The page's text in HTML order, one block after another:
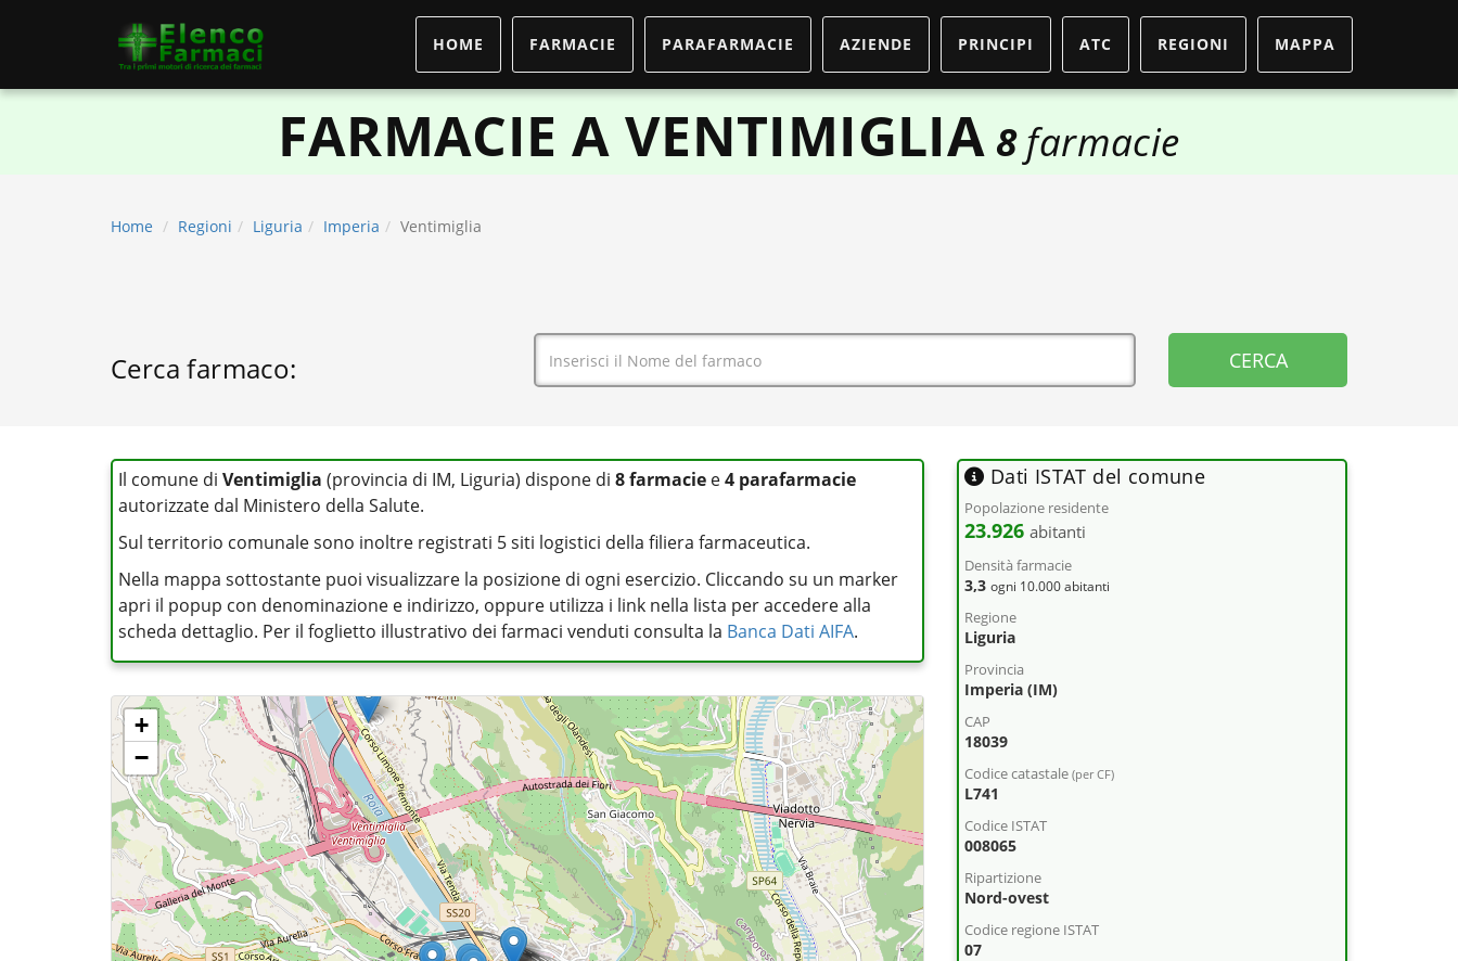
HOME FARMACIE PARAFARMACIE AZIENDE PRINCIPI ATC REGIONI MAPPA
FARMACIE A VENTIMIGLIA 8farmacie
Home Regioni Liguria Imperia Ventimiglia
Cerca farmaco:
Il comune di Ventimiglia (provincia di IM, Liguria) dispone di 8 farmacie e4 parafarmacie
autorizzate dal Ministero della Salute.
Sul territorio comunale sono inoltre registrati 5 siti logistici della filiera farmaceutica.
Nella mappa sottostante puoi visualizzare la posizione di ogni esercizio. Cliccando su un marker
apri il popup con denominazione e indirizzo, oppure utilizza i link nella lista per accedere alla
scheda dettaglio. Per il foglietto illustrativo dei farmaci venduti consulta la Banca Dati AIFA.
+
−
Dati ISTAT del comune
Popolazione residente
23.926 abitanti
Densità farmacie
3,3 ogni 10.000 abitanti
Regione
Liguria
Provincia
Imperia (IM)
CAP
18039
Codice catastale (per CF)
L741
Codice ISTAT
008065
Ripartizione
Nord-ovest
Codice regione ISTAT
07